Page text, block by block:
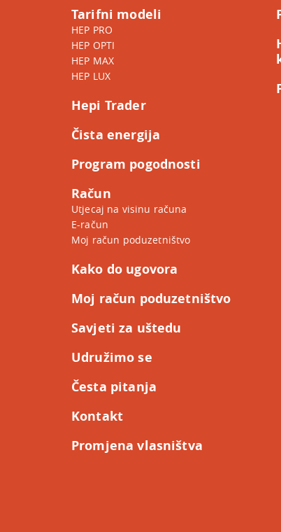
Tarifni modeli
HEP PRO
HEP OPTI
HEP MAX
HEP LUX
Hepi Trader
Čista energija
Program pogodnosti
Račun
Utjecaj na visinu računa
E-račun
Moj račun poduzetništvo
Kako do ugovora
Moj račun poduzetništvo
Savjeti za uštedu
Udružimo se
Česta pitanja
Kontakt
Promjena vlasništva